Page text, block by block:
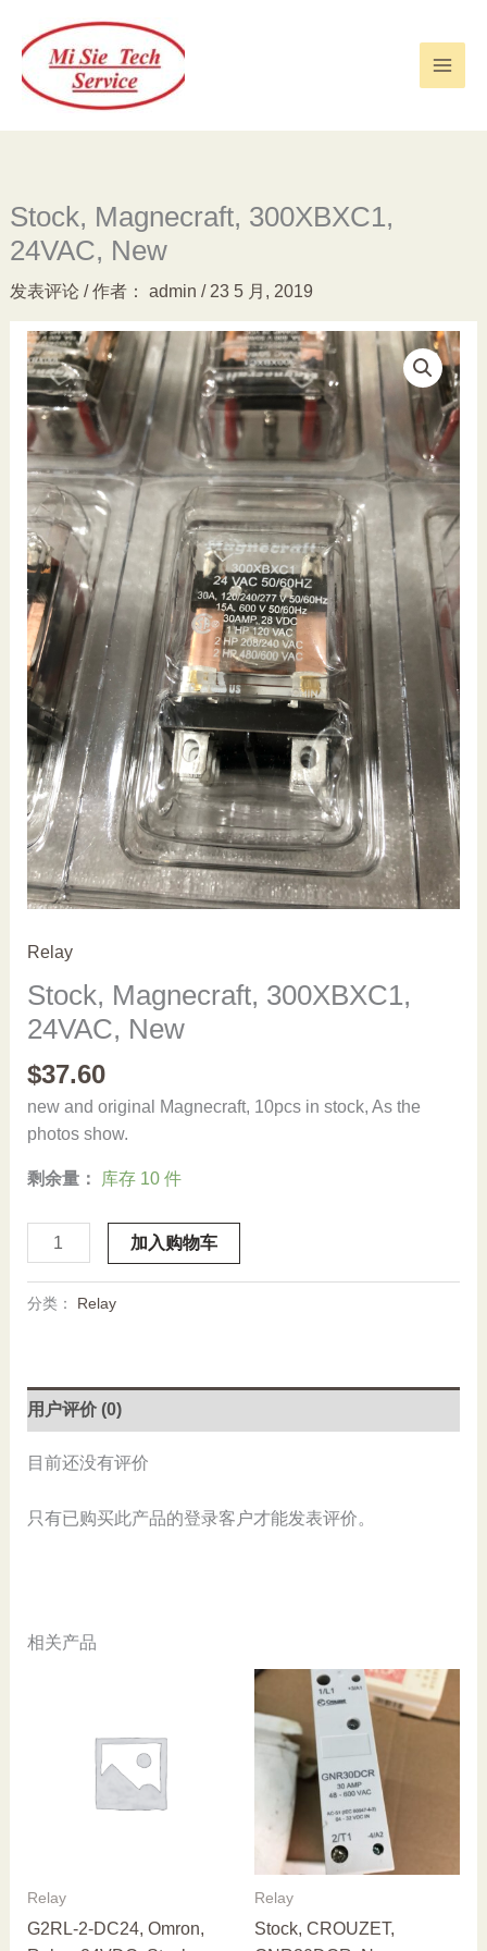
Stock, Magnecraft, 300XBXC1,
24VAC, New
发表评论 / 作者： admin / 23 5 月, 2019
Relay
Stock, Magnecraft, 300XBXC1,
24VAC, New
$37.60
new and original Magnecraft, 10pcs in stock, As the
photos show.
剩余量： 库存 10 件
Stock,
Magnecraft,
24VAC,
量
加入购物车
分类： Relay
用户评价 (0)
目前还没有评价
只有已购买此产品的登录客户才能发表评价。
相关产品
Relay
G2RL-2-DC24, Omron,
Relay
Stock, CROUZET,